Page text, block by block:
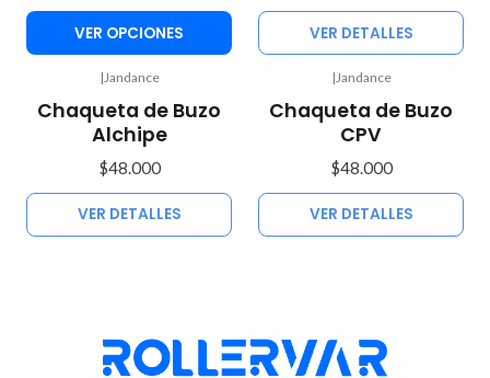
VER OPCIONES VER DETALLES
|Jandance
Chaqueta de Buzo
Alchipe
$48.000
VER DETALLES
|Jandance
Chaqueta de Buzo
CPV
$48.000
VER DETALLES